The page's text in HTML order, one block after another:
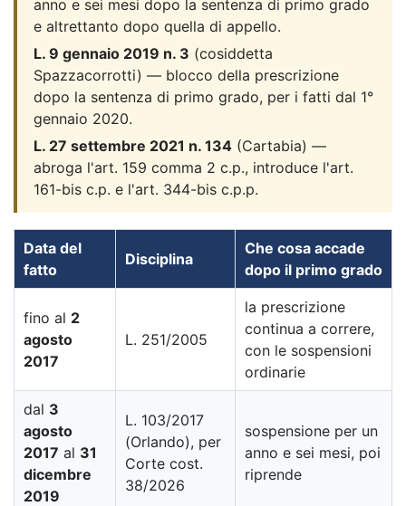
anno e sei mesi dopo la sentenza di primo grado
e altrettanto dopo quella di appello.
L. 9 gennaio 2019 n. 3 (cosiddetta
Spazzacorrotti) — blocco della prescrizione
dopo la sentenza di primo grado, per i fatti dal 1°
gennaio 2020.
L. 27 settembre 2021 n. 134 (Cartabia) —
abroga l'art. 159 comma 2 c.p., introduce l'art.
161-bis c.p. e l'art. 344-bis c.p.p.
Data del
fatto
Disciplina
Che cosa accade
dopo il primo grado
fino al 2
agosto
2017
L. 251/2005
la prescrizione
continua a correre,
con le sospensioni
ordinarie
dal 3
agosto
2017 al 31
dicembre
2019
L. 103/2017
(Orlando), per
Corte cost.
38/2026
sospensione per un
anno e sei mesi, poi
riprende